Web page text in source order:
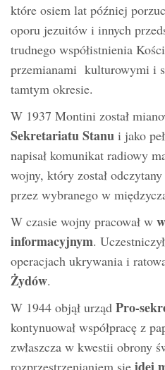
które osiem lat później
oporu jezuitów i innych
trudnego współistnienia
przemianami kulturowymi i
tamtym okresie.
W 1937 Montini został
Sekretariatu Stanu i jako
napisał komunikat radiowy
wojny, który został
przez wybranego w
W czasie wojny pracował w
informacyjnym.
operacjach ukrywania i
Żydów.
W 1944 objął urząd Pro-
kontynuował współpracę z
zwłaszcza w kwestii obrony
rozprzestrzenianiem się